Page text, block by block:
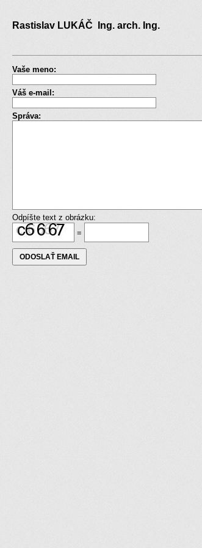
Rastislav LUKÁČ Ing. arch. Ing.
Vaše meno:
Váš e-mail:
Správa:
Odpíšte text z obrázku:
=